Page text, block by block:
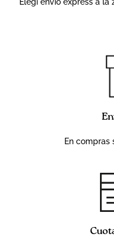
En compras